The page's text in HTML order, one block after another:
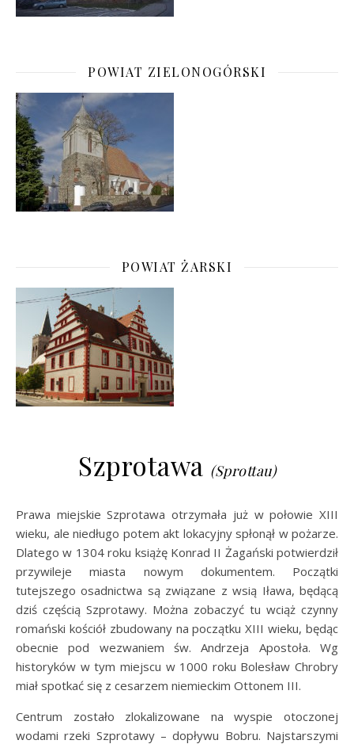
POWIAT ZIELONOGÓRSKI
POWIAT ŻARSKI
Szprotawa (Sprottau)
Prawa miejskie Szprotawa otrzymała już w połowie XIII
wieku, ale niedługo potem akt lokacyjny spłonął w pożarze.
Dlatego w 1304 roku książę Konrad II Żagański potwierdził
przywileje miasta nowym dokumentem. Początki
tutejszego osadnictwa są związane z wsią Iława, będącą
dziś częścią Szprotawy. Można zobaczyć tu wciąż czynny
romański kościół zbudowany na początku XIII wieku, będąc
obecnie pod wezwaniem św. Andrzeja Apostoła. Wg
historyków w tym miejscu w 1000 roku Bolesław Chrobry
miał spotkać się z cesarzem niemieckim Ottonem III.
Centrum zostało zlokalizowane na wyspie otoczonej
wodami rzeki Szprotawy – dopływu Bobru. Najstarszymi